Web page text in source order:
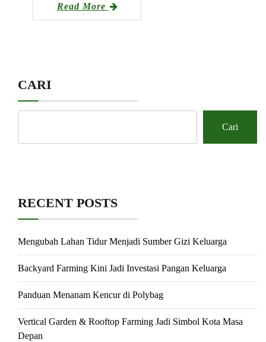
Read More
CARI
Cari
RECENT POSTS
Mengubah Lahan Tidur Menjadi Sumber Gizi Keluarga
Backyard Farming Kini Jadi Investasi Pangan Keluarga
Panduan Menanam Kencur di Polybag
Vertical Garden & Rooftop Farming Jadi Simbol Kota Masa
Depan